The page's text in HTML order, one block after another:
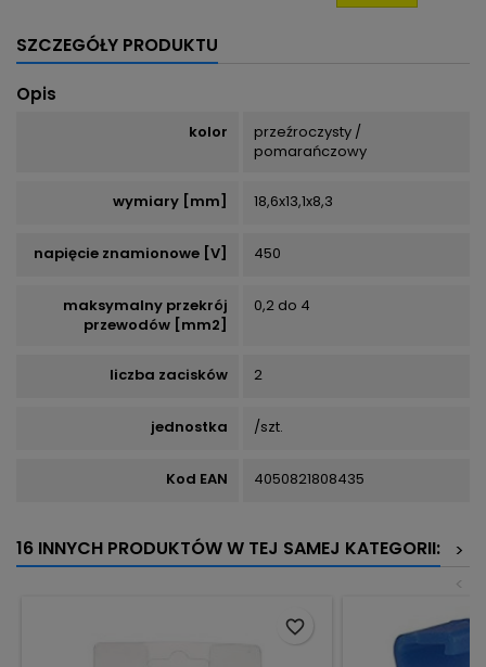
SZCZEGÓŁY PRODUKTU
Opis
kolor
przeźroczysty /
pomarańczowy
wymiary [mm] 18,6x13,1x8,3
napięcie znamionowe [V] 450
maksymalny przekrój
przewodów [mm2]
0,2 do 4
liczba zacisków 2
jednostka /szt.
Kod EAN 4050821808435
16 INNYCH PRODUKTÓW W TEJ SAMEJ KATEGORII:
>
<
favorite_border